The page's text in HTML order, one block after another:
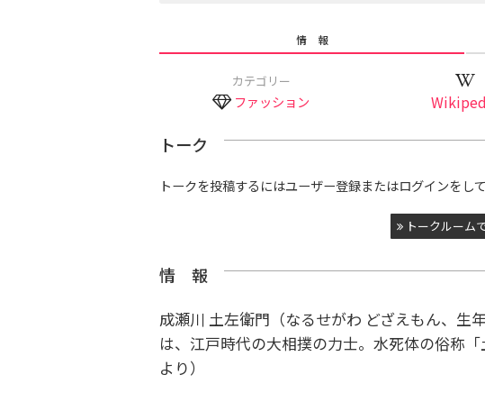
情 報
カテゴリー
ファッション
トーク
トークを投稿するにはユーザー登録またはログインをして
トークルーム
情 報
成瀬川 土左衛門（なるせがわ どざえもん、生
は、江戸時代の大相撲の力士。水死体の俗称
より）